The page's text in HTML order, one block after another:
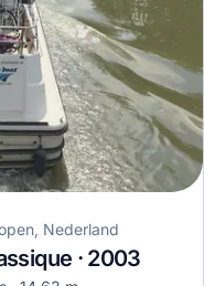
Nederland
· 2003